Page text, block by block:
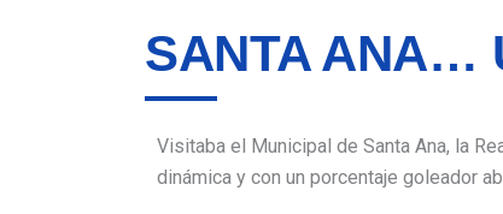
SANTA ANA…
Visitaba el Municipal de Santa Ana, la
dinámica y con un porcentaje goleador